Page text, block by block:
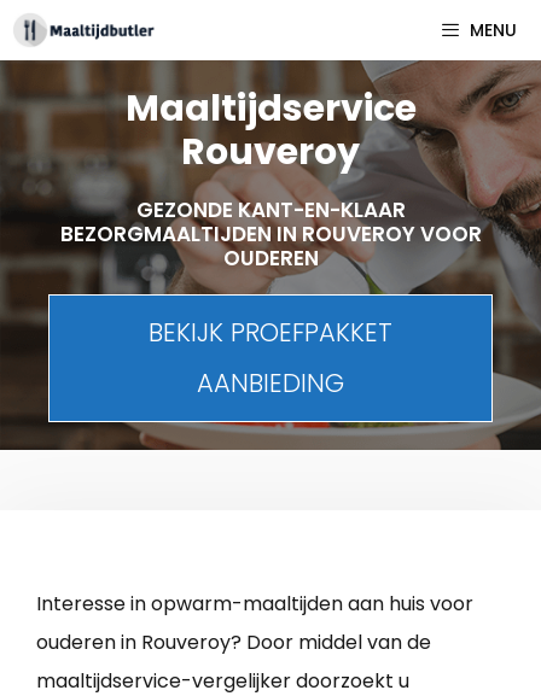
Spring
naar
inhoud
MENU
Maaltijdservice
Rouveroy
GEZONDE KANT-EN-KLAAR
BEZORGMAALTIJDEN IN ROUVEROY VOOR
OUDEREN
BEKIJK PROEFPAKKET
AANBIEDING
Interesse in opwarm-maaltijden aan huis voor
ouderen in Rouveroy? Door middel van de
maaltijdservice-vergelijker doorzoekt u